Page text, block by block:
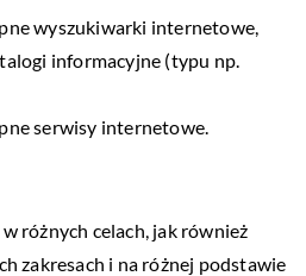
wyszukiwarki internetowe,
informacyjne (typu np.
serwisy internetowe.
różnych celach, jak również
zakresach i na różnej podstawie